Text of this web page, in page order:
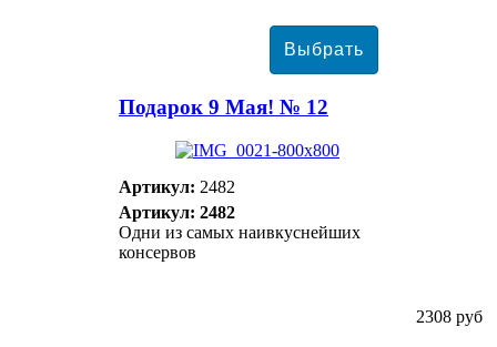
Подарок 9 Мая! № 12
Артикул: 2482
Артикул: 2482
Одни из самых наивкуснейших
консервов
2308 руб